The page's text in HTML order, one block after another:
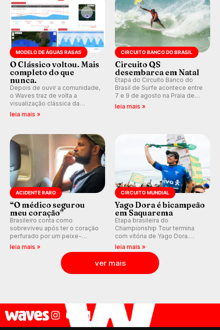
MODELO DE ÁGUAS RASAS
O Clássico voltou. Mais
completo do que
nunca.
Depois de ouvir a comunidade,
o Waves traz de volta a
visualização clássica da
previsão de águas rasas,
ondas para até 16 dias.
leia mais »
CIRCUITO BANCO DO BRASIL
Circuito QS
desembarca em Natal
Etapa do Circuito Banco do
Brasil de Surfe acontece entre
7 e 9 de agosto na Praia de
Miami (RN), em disputas
leia mais »
ACIDENTE RARO
“O médico segurou
meu coração”
Brasileiro conta como
sobreviveu após ter o coração
perfurado por um peixe-
agulha enquanto surfava na
leia mais »
CIRCUITO MUNDIAL
Yago Dora é bicampeão
em Saquarema
Etapa brasileira do
Championship Tour termina
com vitória de Yago Dora.
Sawyer Lindblad vence entre
as mulheres e Leonardo
Fioravanti assume liderança do
ranking mundial da WSL, na
etapa de Saquarema.
leia mais »
ver mais